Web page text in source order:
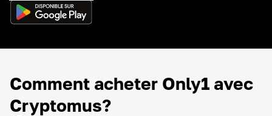
Comment acheter Only1 avec
Cryptomus?